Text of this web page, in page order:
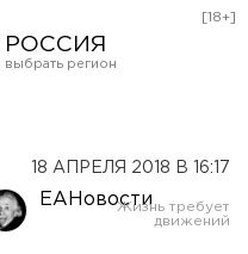
РОССИЯ
Оренбург
[18+]
18 АПРЕЛЯ 2018 В 16:17
ЕАНовости